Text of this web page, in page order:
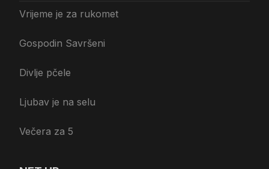
Vrijeme je za rukomet
Gospodin Savršeni
Divlje pčele
Ljubav je na selu
Večera za 5